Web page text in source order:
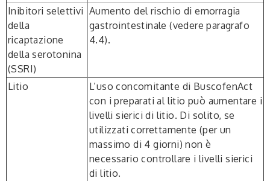
Inibitori selettivi
della
ricaptazione
della serotonina
(SSRI)
Aumento del rischio di emorragia
gastrointestinale (vedere paragrafo
4.4).
Litio
L’uso concomitante di BuscofenAct
con i preparati al litio può aumentare i
livelli sierici di litio. Di solito, se
utilizzati correttamente (per un
massimo di 4 giorni) non è
necessario controllare i livelli sierici
di litio.